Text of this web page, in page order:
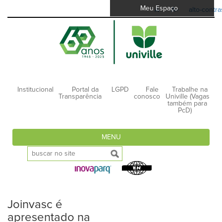
A- A+ alto-
Meu Espaço
Institucional
Portal da
Transparência
LGPD
Fale
conosco
Trabalhe na
Univille (Vagas
também para
PcD)
MENU
Joinvasc é
apresentado na